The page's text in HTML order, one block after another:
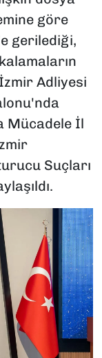
göre
gerilediği,
Adliyesi
Mücadele İl
Suçları